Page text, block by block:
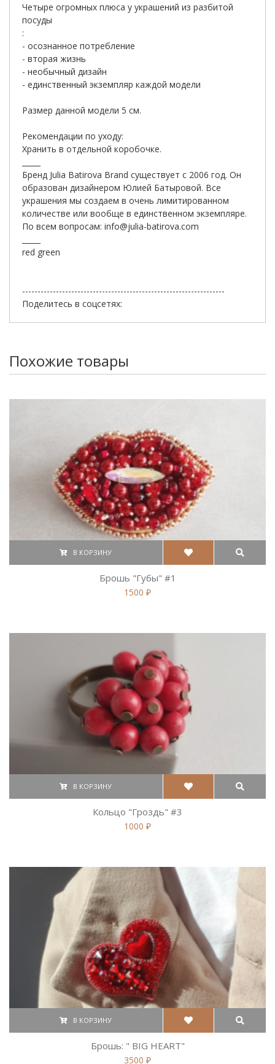
Четыре огромных плюса у украшений из разбитой
посуды
:
- осознанное потребление
- вторая жизнь
- необычный дизайн
- единственный экземпляр каждой модели
Размер данной модели 5 см.
Рекомендации по уходу:
Хранить в отдельной коробочке.
Бренд Julia Batirova Brand существует с 2006 год. Он
образован дизайнером Юлией Батыровой. Все
украшения мы создаем в очень лимитированном
количестве или вообще в единственном экземпляре.
По всем вопросам: info@julia-batirova.com
red green
------------------------------------------------------------------
Поделитесь в соцсетях:
Похожие товары
В КОРЗИНУ
Брошь "Губы" #1
1500 ₽
В КОРЗИНУ
Кольцо "Гроздь" #3
1000 ₽
В КОРЗИНУ
Брошь: " BIG HEART"
3500 ₽